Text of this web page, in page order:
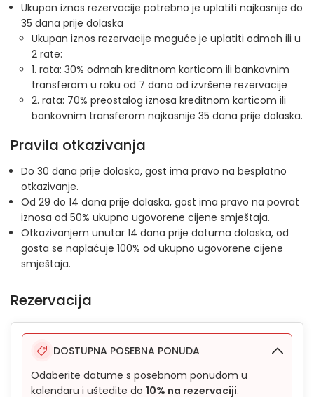
Ukupan iznos rezervacije potrebno je uplatiti najkasnije do
35 dana prije dolaska
Ukupan iznos rezervacije moguće je uplatiti odmah ili u
2 rate:
1. rata: 30% odmah kreditnom karticom ili bankovnim
transferom u roku od 7 dana od izvršene rezervacije
2. rata: 70% preostalog iznosa kreditnom karticom ili
bankovnim transferom najkasnije 35 dana prije dolaska.
Pravila otkazivanja
Do 30 dana prije dolaska, gost ima pravo na besplatno
otkazivanje.
Od 29 do 14 dana prije dolaska, gost ima pravo na povrat
iznosa od 50% ukupno ugovorene cijene smještaja.
Otkazivanjem unutar 14 dana prije datuma dolaska, od
gosta se naplaćuje 100% od ukupno ugovorene cijene
smještaja.
Rezervacija
DOSTUPNA POSEBNA PONUDA
Odaberite datume s posebnom ponudom u
kalendaru i uštedite do 10% na rezervaciji.